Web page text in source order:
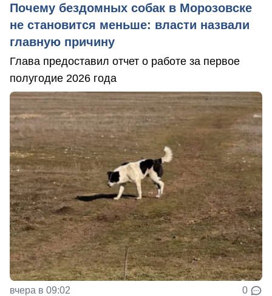
Почему бездомных собак в Морозовске
не становится меньше: власти назвали
главную причину
Глава предоставил отчет о работе за первое
полугодие 2026 года
вчера в 09:02 0